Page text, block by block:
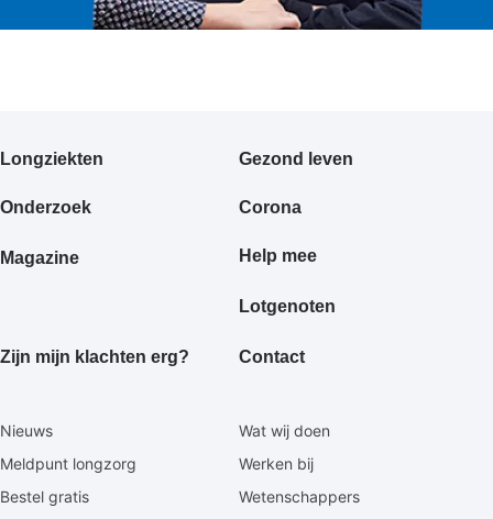
Primair
Longziekten Gezond leven
Onderzoek Corona
Magazine Help mee
Lotgenoten
Zijn mijn klachten erg? Contact
Secundaire
Nieuws
Wat wij doen
Meldpunt longzorg
Werken bij
Bestel gratis
Wetenschappers